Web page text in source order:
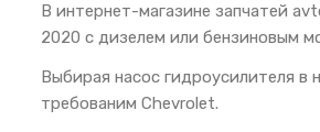
В интернет-магазине запчатей
2020 с дизелем или бензиновым
Выбирая насос гидроусилителя
требованим Chevrolet.